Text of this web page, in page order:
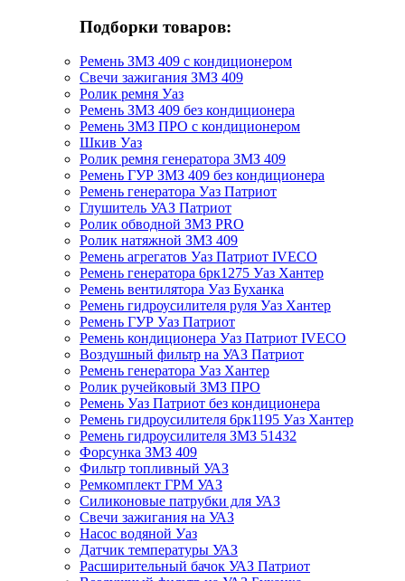
Подборки товаров:
Ремень ЗМЗ 409 с кондиционером
Свечи зажигания ЗМЗ 409
Ролик ремня Уаз
Ремень ЗМЗ 409 без кондиционера
Ремень ЗМЗ ПРО с кондиционером
Шкив Уаз
Ролик ремня генератора ЗМЗ 409
Ремень ГУР ЗМЗ 409 без кондиционера
Ремень генератора Уаз Патриот
Глушитель УАЗ Патриот
Ролик обводной ЗМЗ PRO
Ролик натяжной ЗМЗ 409
Ремень агрегатов Уаз Патриот IVECO
Ремень генератора 6рк1275 Уаз Хантер
Ремень вентилятора Уаз Буханка
Ремень гидроусилителя руля Уаз Хантер
Ремень ГУР Уаз Патриот
Ремень кондиционера Уаз Патриот IVECO
Воздушный фильтр на УАЗ Патриот
Ремень генератора Уаз Хантер
Ролик ручейковый ЗМЗ ПРО
Ремень Уаз Патриот без кондиционера
Ремень гидроусилителя 6рк1195 Уаз Хантер
Ремень гидроусилителя ЗМЗ 51432
Форсунка ЗМЗ 409
Фильтр топливный УАЗ
Ремкомплект ГРМ УАЗ
Силиконовые патрубки для УАЗ
Свечи зажигания на УАЗ
Насос водяной Уаз
Датчик температуры УАЗ
Расширительный бачок УАЗ Патриот